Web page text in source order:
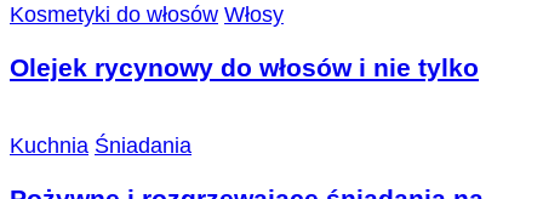
Kosmetyki do włosów Włosy
Olejek rycynowy do włosów i nie tylko
Kuchnia Śniadania